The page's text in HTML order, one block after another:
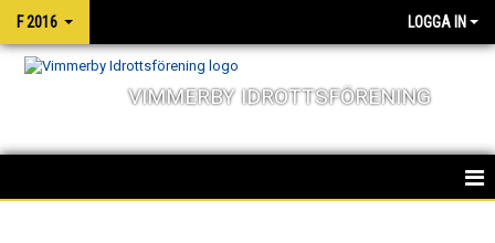
F 2016 LOGGA IN
VIMMERBY IDROTTSFÖRENING